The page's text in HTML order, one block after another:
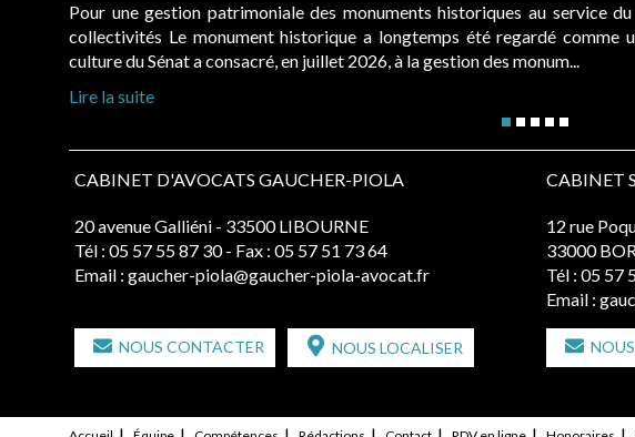
Pour une gestion patrimoniale des monuments historiques au service
collectivités Le monument historique a longtemps été regardé comme
culture du Sénat a consacré, en juillet 2026, à la gestion des monum...
Lire la suite
CABINET D'AVOCATS GAUCHER-PIOLA
20 avenue Galliéni - 33500 LIBOURNE
Tél : 05 57 55 87 30 - Fax : 05 57 51 73 64
Email : gaucher-piola@gaucher-piola-avocat.fr
NOUS CONTACTER NOUS LOCALISER
CABINET
12 rue
33000
Tél : 05 57
Email :